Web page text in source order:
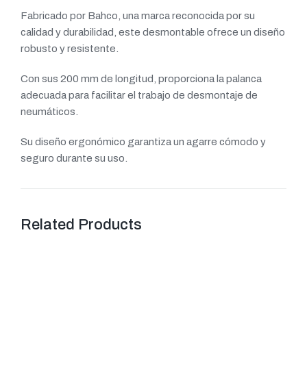
Fabricado por Bahco, una marca reconocida por su
calidad y durabilidad, este desmontable ofrece un diseño
robusto y resistente.
Con sus 200 mm de longitud, proporciona la palanca
adecuada para facilitar el trabajo de desmontaje de
neumáticos.
Su diseño ergonómico garantiza un agarre cómodo y
seguro durante su uso.
Related Products